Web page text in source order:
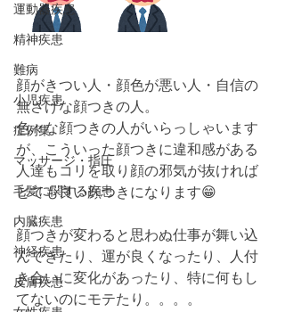
運動器疾患
精神疾患
難病
小児疾患
症例集
マッサージ・指圧
毛髪に関する疾患
内臓疾患
神経疾患
皮膚疾患
顔がきつい人・顔色が悪い人・自信の
無さげな顔つきの人。
色々な顔つきの人がいらっしゃいます
が、こういった顔つきに違和感がある
人達もコリを取り顔の邪気が抜ければ
とても良い顔つきになります😁
顔つきが変わると思わぬ仕事が舞い込
んできたり、運が良くなったり、人付
き合いに変化があったり、特に何もし
てないのにモテたり。。。。